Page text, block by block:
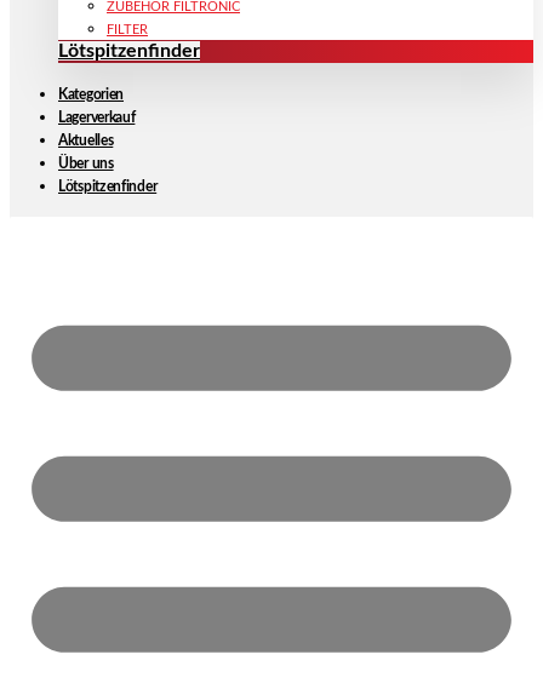
ZUBEHÖR FILTRONIC
FILTER
Lötspitzenfinder
Kategorien
Lagerverkauf
Aktuelles
Über uns
Lötspitzenfinder